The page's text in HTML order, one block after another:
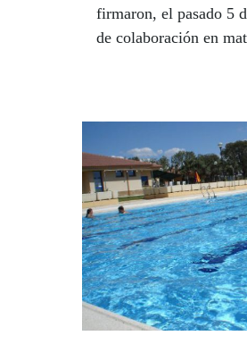
firmaron, el pasado 5
de colaboración en